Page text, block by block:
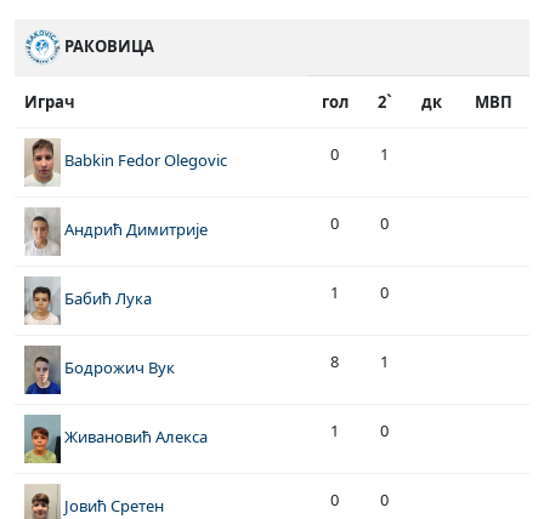
РАКОВИЦА
Играч гол 2` дк МВП
Babkin Fedor Olegovic 0 1
Андрић Димитрије 0 0
Бабић Лука 1 0
Бодрожич Вук 8 1
Живановић Алекса 1 0
Јовић Сретен 0 0